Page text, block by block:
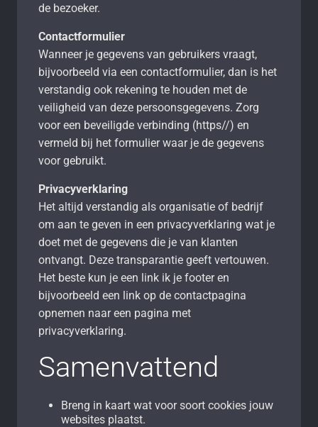
de bezoeker.
Contactformulier
Wanneer je gegevens van gebruikers vraagt,
bijvoorbeeld via een contactformulier, dan is het
verstandig ook rekening te houden met de
veiligheid van deze persoonsgegevens. Zorg
voor een beveiligde verbinding (https//) en
vermeld bij het formulier waar je de gegevens
voor gebruikt.
Privacyverklaring
Het altijd verstandig als organisatie of bedrijf
om aan te geven in een privacyverklaring wat je
doet met de gegevens die je van klanten
ontvangt. Deze transparantie geeft vertouwen.
Het beste kun je een link ik je footer en
bijvoorbeeld een link op de contactpagina
opnemen naar een pagina met
privacyverklaring.
Samenvattend
Breng in kaart wat voor soort cookies jouw
websites plaatst.